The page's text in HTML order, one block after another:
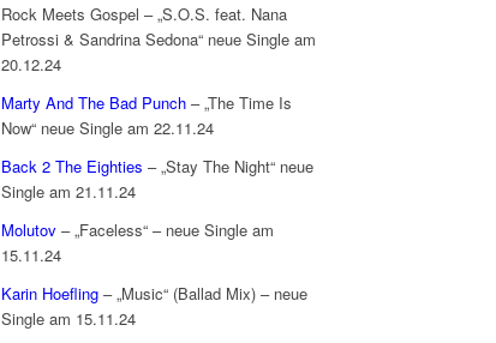
Rock Meets Gospel – „S.O.S. feat. Nana
Petrossi & Sandrina Sedona“ neue Single am
20.12.24
Marty And The Bad Punch – „The Time Is
Now“ neue Single am 22.11.24
Back 2 The Eighties – „Stay The Night“ neue
Single am 21.11.24
Molutov – „Faceless“ – neue Single am
15.11.24
Karin Hoefling – „Music“ (Ballad Mix) – neue
Single am 15.11.24